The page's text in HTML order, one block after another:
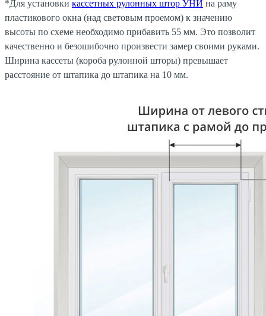
*Для установки кассетных рулонных штор УНИ на раму
пластикового окна (над световым проемом) к значению
высоты по схеме необходимо прибавить 55 мм. Это позволит
качественно и безошибочно произвести замер своими руками.
Ширина кассеты (короба рулонной шторы) превышает
расстояние от штапика до штапика на 10 мм.